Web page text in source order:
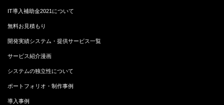
IT導入補助金2021について
無料お見積もり
開発実績システム・提供サービス一覧
サービス紹介漫画
システムの独立性について
ポートフォリオ・制作事例
導入事例